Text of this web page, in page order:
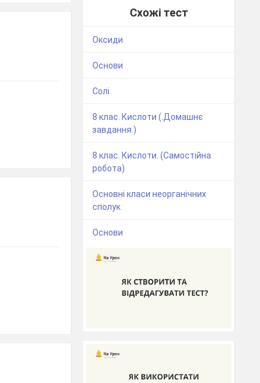
Схожі тест
Оксиди
Основи
Солі
8 клас. Кислоти (.Домашнє
завдання.)
8 клас. Кислоти. (Самостійна
робота)
Основні класи неорганічних
сполук
Основи